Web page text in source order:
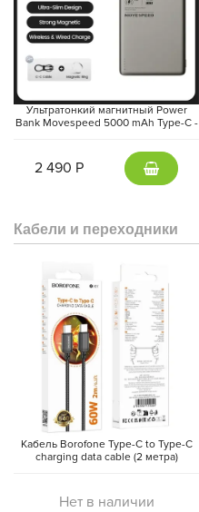
Ультратонкий магнитный Power
Bank Movespeed 5000 mAh Type-C -
2 490 Р
Кабели и переходники
Кабель Borofone Type-C to Type-C
charging data cable (2 метра)
Нет в наличии